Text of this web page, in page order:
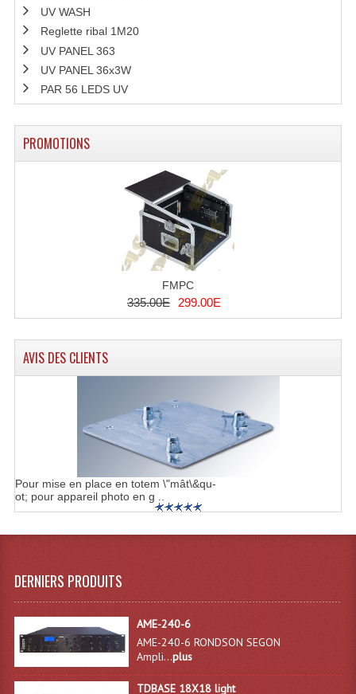
Liquide À Bulles
Liquide À Neige
Liquides À Fumée
Nos Occasions Et Stock B
Les Occasions
Notre Stock B
Karaoké Materiel Lecteur Etc...
Matériel Karaoké
Disque DVD
Disque LD (30 Cm.)
TARIF ET CATALOGUE DE LOCATION
PLAN ACCES, LES HORAIRES
UV WASH
Reglette ribal 1M20
UV PANEL 363
UV PANEL 36x3W
PAR 56 LEDS UV
PROMOTIONS
FMPC
335.00E 299.00E
AVIS DES CLIENTS
Pour mise en place en totem \"mât\&qu-
ot; pour appareil photo en g ..
DERNIERS PRODUITS
AME-240-6
AME-240-6 RONDSON SEGON
Ampli...plus
TDBASE 18X18 light